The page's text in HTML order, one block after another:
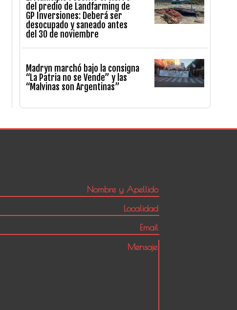
del predio de Landfarming de
GP Inversiones: Deberá ser
desocupado y saneado antes
del 30 de noviembre
Madryn marchó bajo la consigna
“La Patria no se Vende” y las
“Malvinas son Argentinas”